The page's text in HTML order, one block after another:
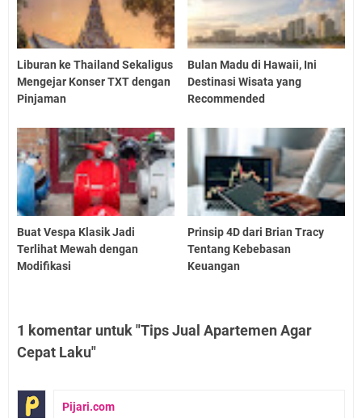
Liburan ke Thailand Sekaligus
Mengejar Konser TXT dengan
Pinjaman
Bulan Madu di Hawaii, Ini
Destinasi Wisata yang
Recommended
Buat Vespa Klasik Jadi
Terlihat Mewah dengan
Modifikasi
Prinsip 4D dari Brian Tracy
Tentang Kebebasan
Keuangan
1 komentar untuk "Tips Jual Apartemen Agar
Cepat Laku"
Pijari.com